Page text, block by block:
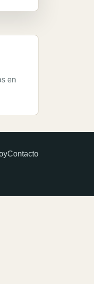
en
Contacto